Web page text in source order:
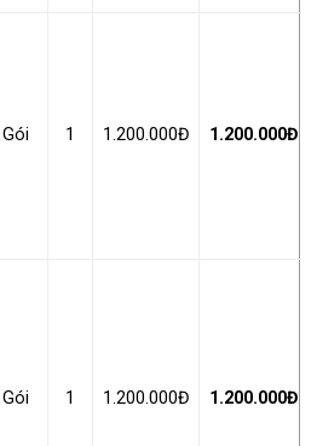
Gói 1 1.200.000Đ 1.200.000Đ
Gói 1 1.200.000Đ 1.200.000Đ